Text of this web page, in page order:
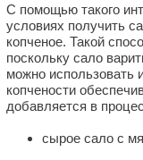
С помощью такого
условиях получить
копченое. Такой
поскольку сало
можно использовать
копчености
добавляется в
сырое сало с